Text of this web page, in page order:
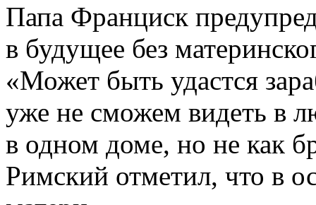
Папа Франциск
в будущее без
«Может быть удастся
уже не сможем видеть в
в одном доме, но не как
Римский отметил, что в